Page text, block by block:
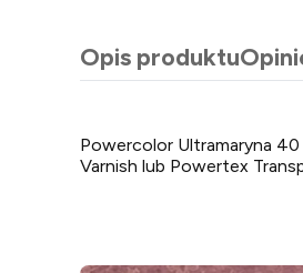
Opis produktu
Powercolor Ultramaryna
Varnish lub Powertex